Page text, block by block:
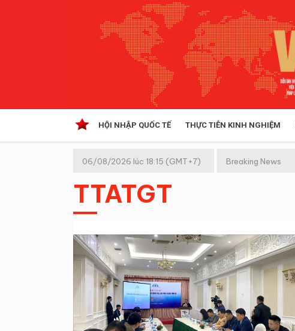
HỘI NHẬP QUỐC TẾ THỰC TIỄN KINH NGHIỆM
Kinh tế hội nhập
Doanh nghiệp
NGHIÊN CỨU PHÁP LUẬT
06/08/2026 lúc 18:15 (GMT+7) Breaking News
TTATGT